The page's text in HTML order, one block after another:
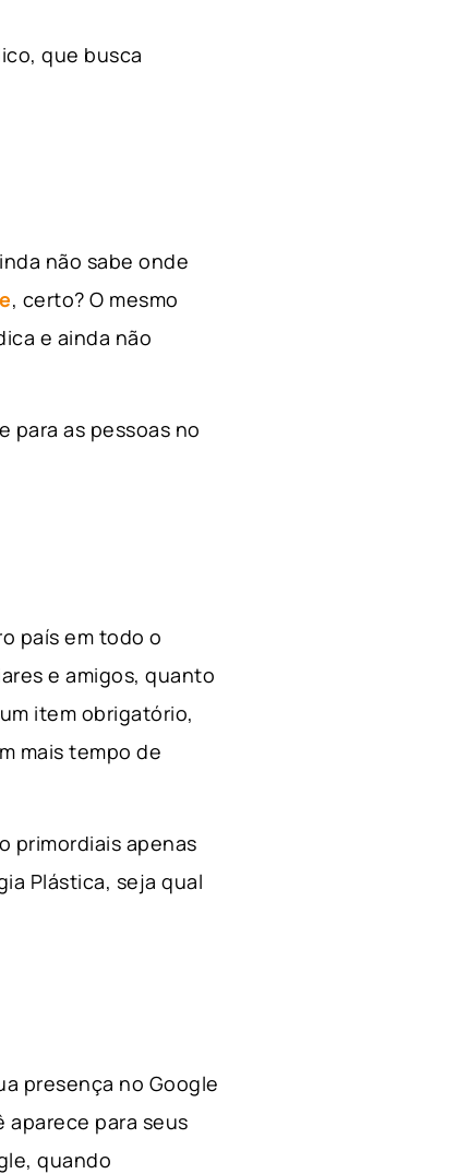
que busca
não sabe onde
, certo? O mesmo
e ainda não
para as pessoas no
país em todo o
e amigos, quanto
item obrigatório,
mais tempo de
primordiais apenas
Plástica, seja qual
presença no Google
aparece para seus
quando